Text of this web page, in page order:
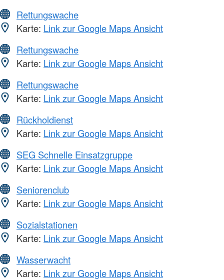
Rettungswache
Karte: Link zur Google Maps Ansicht
Rettungswache
Karte: Link zur Google Maps Ansicht
Rettungswache
Karte: Link zur Google Maps Ansicht
Rückholdienst
Karte: Link zur Google Maps Ansicht
SEG Schnelle Einsatzgruppe
Karte: Link zur Google Maps Ansicht
Seniorenclub
Karte: Link zur Google Maps Ansicht
Sozialstationen
Karte: Link zur Google Maps Ansicht
Wasserwacht
Karte: Link zur Google Maps Ansicht